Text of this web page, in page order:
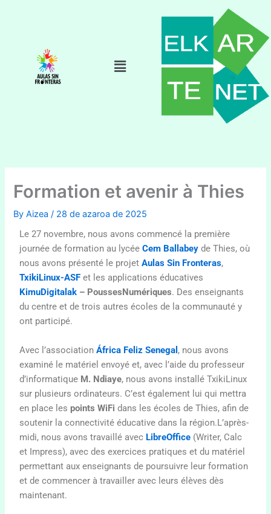
Menu
Formation et avenir à Thies
ByAizea/ 28 de azaroa de 2025
Le 27 novembre, nous avons commencé la première
journée de formation au lycée Cem Ballabey de Thies, où
nous avons présenté le projetAulas Sin Fronteras,
TxikiLinux-ASF et les applications éducatives
KimuDigitalak – PoussesNumériques. Des enseignants
du centre et de trois autres écoles de la communauté y
ont participé.
Avec l’associationÁfrica Feliz Senegal , nous avons
examiné le matériel envoyé et, avec l’aide du professeur
d’informatique M. Ndiaye, nous avons installé TxikiLinux
sur plusieurs ordinateurs. C’est également lui qui mettra
en place lespoints WiFidans les écoles de Thies, afin de
soutenir la connectivité éducative dans la région.L’après-
midi, nous avons travaillé avec LibreOffice (Writer, Calc
et Impress), avec des exercices pratiques et du matériel
permettant aux enseignants de poursuivre leur formation
et de commencer à travailler avec leurs élèves dès
maintenant.